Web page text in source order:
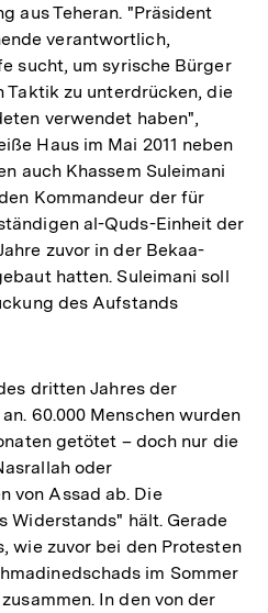
aus Teheran. "Präsident
verantwortlich,
sucht, um syrische Bürger
zu unterdrücken, die
verwendet haben",
Haus im Mai 2011 neben
auch Khassem Suleimani
Kommandeur der für
al-Quds-Einheit der
zuvor in der Bekaa-
hatten. Suleimani soll
des Aufstands
dritten Jahres der
60.000 Menschen wurden
getötet – doch nur die
oder
von Assad ab. Die
Widerstands" hält. Gerade
wie zuvor bei den Protesten
im Sommer
In den von der